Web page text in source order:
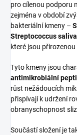
pro cílenou podporu
zejména v období
bakteriální kmeny –
Streptococcus
které jsou
Tyto kmeny jsou
antimikrobiální
růst nežádoucích
přispívají k udržení
obranyschopnost
Součástí složení je